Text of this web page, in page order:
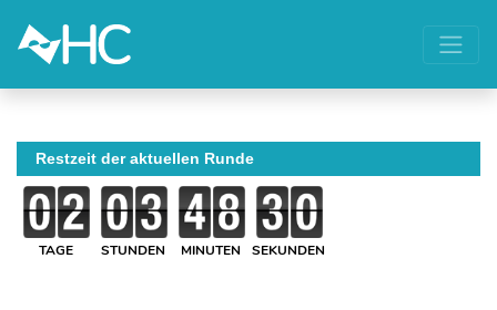
Restzeit der aktuellen Runde
TAGE STUNDEN MINUTEN SEKUNDEN